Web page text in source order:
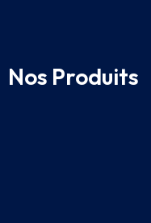
Nos Produits